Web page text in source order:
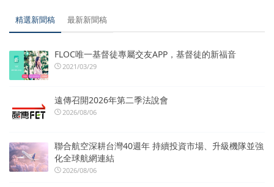
精選新聞稿 最新新聞稿
FLOC唯一基督徒專屬交友APP，基督徒的新福音
2021/03/29
遠傳召開2026年第二季法說會
2026/08/06
聯合航空深耕台灣40週年 持續投資市場、升級機隊並強
化全球航網連結
2026/08/06